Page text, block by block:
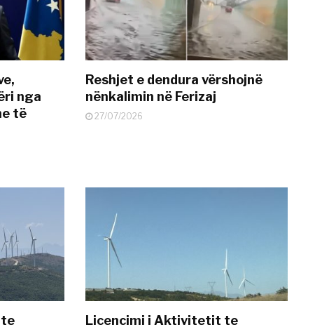
nga
të
Reshjet e dendura vërshojnë
nënkalimin në Ferizaj
27/07/2026
Licencimi i Aktivitetit te